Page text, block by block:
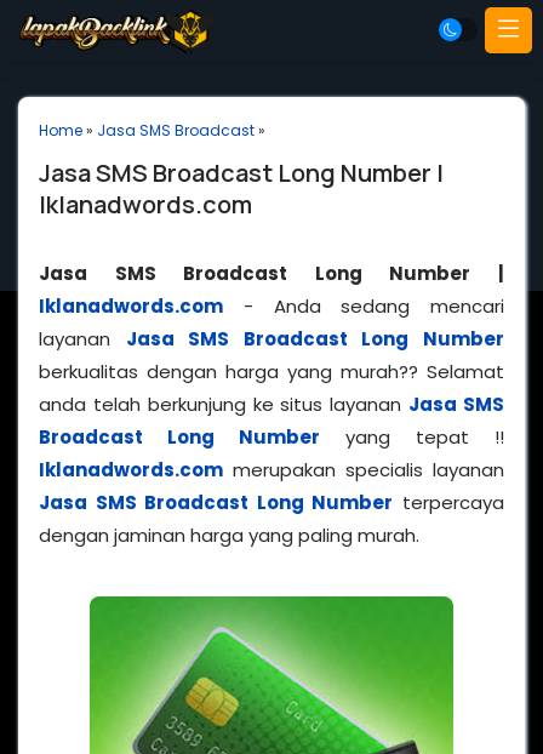
Home» Jasa SMS Broadcast»
Jasa SMS Broadcast Long Number |
Iklanadwords.com
Jasa SMS Broadcast Long Number |
Iklanadwords.com - Anda sedang mencari
layanan Jasa SMS Broadcast Long Number
berkualitas dengan harga yang murah?? Selamat
anda telah berkunjung ke situs layanan Jasa SMS
Broadcast Long Number yang tepat !!
Iklanadwords.com merupakan specialis layanan
Jasa SMS Broadcast Long Number terpercaya
dengan jaminan harga yang paling murah.